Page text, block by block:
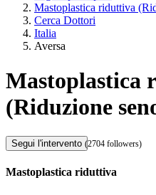
Mastoplastica riduttiva
Cerca Dottori
Italia
Aversa
Mastoplastica
(Riduzione
Segui l'intervento (2704 followers)
Mastoplastica riduttiva